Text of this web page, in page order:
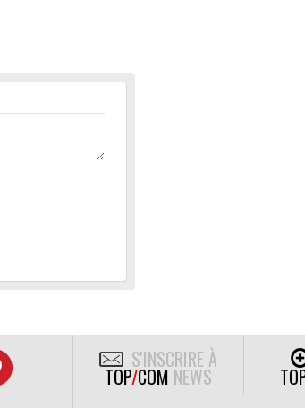
S'INSCRIRE À
TOP/COM NEWS